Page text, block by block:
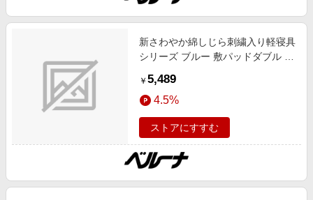
新さわやか綿しじら刺繍入り軽寝具
シリーズ ブルー 敷パッドダブル イ
￥ 5,489
4.5%
ストアにすすむ